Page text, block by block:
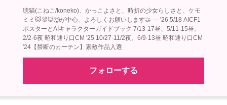
琥猫(こねこ/koneko)、かっこよさと、時折の少女らしさと、ケモ
ミミ🐱🐰🦊🐺が中心、よろしくお願いします🤝 --- '26 5/18 AICF1
ポスターとAIキャラクターガイドブック 7/13-17昼、5/11-15昼、
2/2-6夜 昭和通り口CM '25 10/27-11/2夜、6/9-13昼 昭和通り口CM
'24【禁断のカーテン】素敵作品入選
フォローする